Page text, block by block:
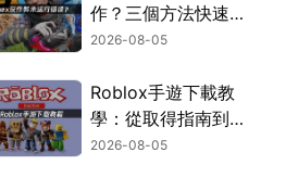
作？三個方法快速解
決！
2026-08-05
Roblox手遊下載教
學：從取得指南到登
入疑難排解！
2026-08-05